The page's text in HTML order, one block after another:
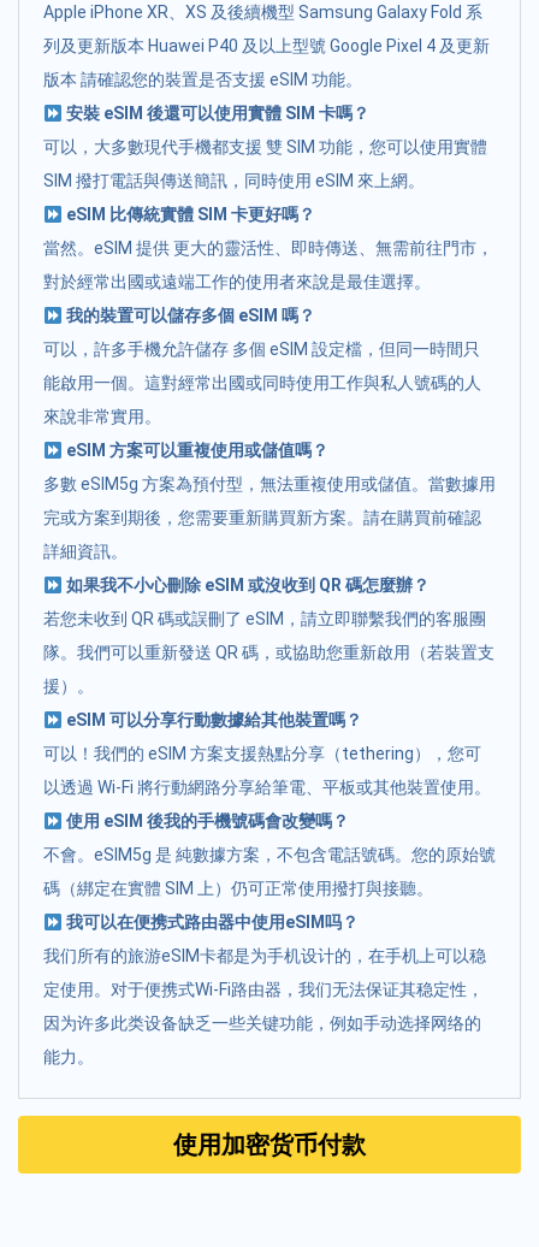
Apple iPhone XR、XS 及後續機型 Samsung Galaxy Fold 系
列及更新版本 Huawei P40 及以上型號 Google Pixel 4 及更新
版本 請確認您的裝置是否支援 eSIM 功能。
安裝 eSIM 後還可以使用實體 SIM 卡嗎？
可以，大多數現代手機都支援 雙 SIM 功能，您可以使用實體
SIM 撥打電話與傳送簡訊，同時使用 eSIM 來上網。
eSIM 比傳統實體 SIM 卡更好嗎？
當然。eSIM 提供 更大的靈活性、即時傳送、無需前往門市，
對於經常出國或遠端工作的使用者來說是最佳選擇。
我的裝置可以儲存多個 eSIM 嗎？
可以，許多手機允許儲存 多個 eSIM 設定檔，但同一時間只
能啟用一個。這對經常出國或同時使用工作與私人號碼的人
來說非常實用。
eSIM 方案可以重複使用或儲值嗎？
多數 eSIM5g 方案為預付型，無法重複使用或儲值。當數據用
完或方案到期後，您需要重新購買新方案。請在購買前確認
詳細資訊。
如果我不小心刪除 eSIM 或沒收到 QR 碼怎麼辦？
若您未收到 QR 碼或誤刪了 eSIM，請立即聯繫我們的客服團
隊。我們可以重新發送 QR 碼，或協助您重新啟用（若裝置支
援）。
eSIM 可以分享行動數據給其他裝置嗎？
可以！我們的 eSIM 方案支援熱點分享（tethering），您可
以透過 Wi-Fi 將行動網路分享給筆電、平板或其他裝置使用。
使用 eSIM 後我的手機號碼會改變嗎？
不會。eSIM5g 是 純數據方案，不包含電話號碼。您的原始號
碼（綁定在實體 SIM 上）仍可正常使用撥打與接聽。
我可以在便携式路由器中使用eSIM吗？
我们所有的旅游eSIM卡都是为手机设计的，在手机上可以稳
定使用。对于便携式Wi-Fi路由器，我们无法保证其稳定性，
因为许多此类设备缺乏一些关键功能，例如手动选择网络的
能力。
使用加密货币付款